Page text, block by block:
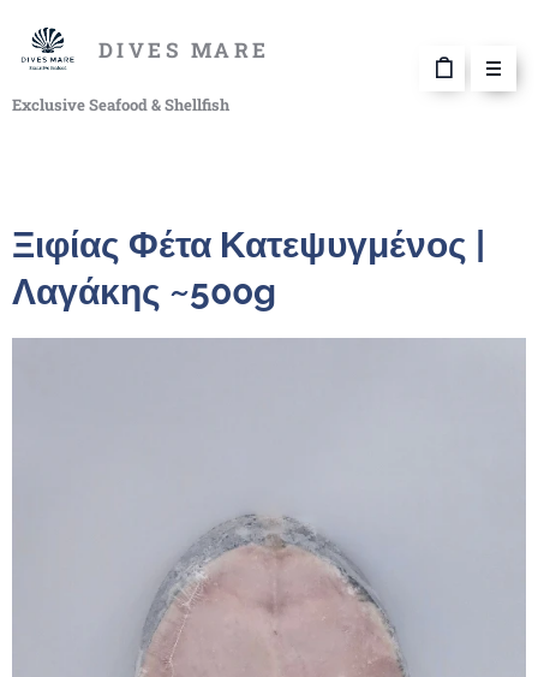
DIVES MARE
Exclusive Seafood & Shellfish
Ξιφίας Φέτα Κατεψυγμένος |
Λαγάκης ~500g